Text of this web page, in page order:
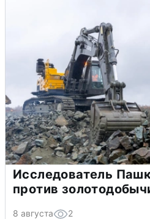
Исследователь
против
8 августа 2